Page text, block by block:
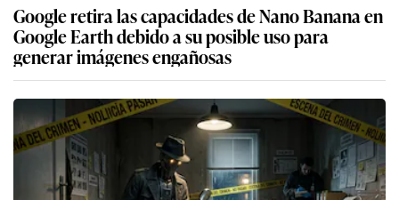
Google retira las capacidades de Nano Banana en
Google Earth debido a su posible uso para
generar imágenes engañosas